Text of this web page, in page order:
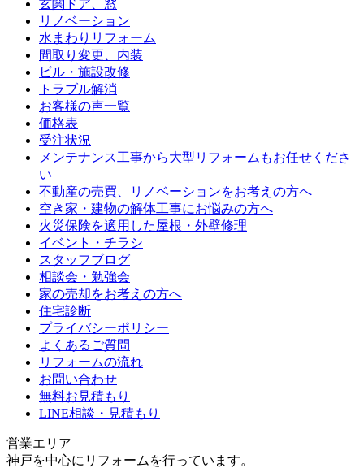
玄関ドア、窓
リノベーション
水まわりリフォーム
間取り変更、内装
ビル・施設改修
トラブル解消
お客様の声一覧
価格表
受注状況
メンテナンス工事から大型リフォームもお任せくださ
い
不動産の売買、リノベーションをお考えの方へ
空き家・建物の解体工事にお悩みの方へ
火災保険を適用した屋根・外壁修理
イベント・チラシ
スタッフブログ
相談会・勉強会
家の売却をお考えの方へ
住宅診断
プライバシーポリシー
よくあるご質問
リフォームの流れ
お問い合わせ
無料お見積もり
LINE相談・見積もり
営業エリア
神戸を中心にリフォームを行っています。